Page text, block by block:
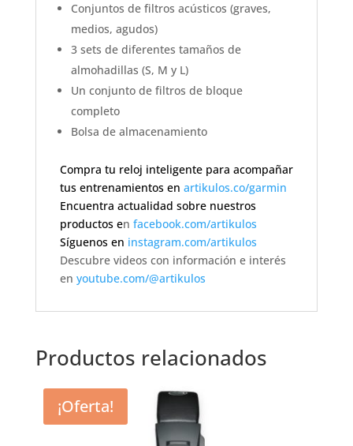
Conjuntos de filtros acústicos (graves,
medios, agudos)
3 sets de diferentes tamaños de
almohadillas (S, M y L)
Un conjunto de filtros de bloque
completo
Bolsa de almacenamiento
Compra tu reloj inteligente para acompañar
tus entrenamientos en artikulos.co/garmin
Encuentra actualidad sobre nuestros
productos en facebook.com/artikulos
Síguenos en instagram.com/artikulos
Descubre videos con información e interés
en youtube.com/@artikulos
Productos relacionados
¡Oferta!